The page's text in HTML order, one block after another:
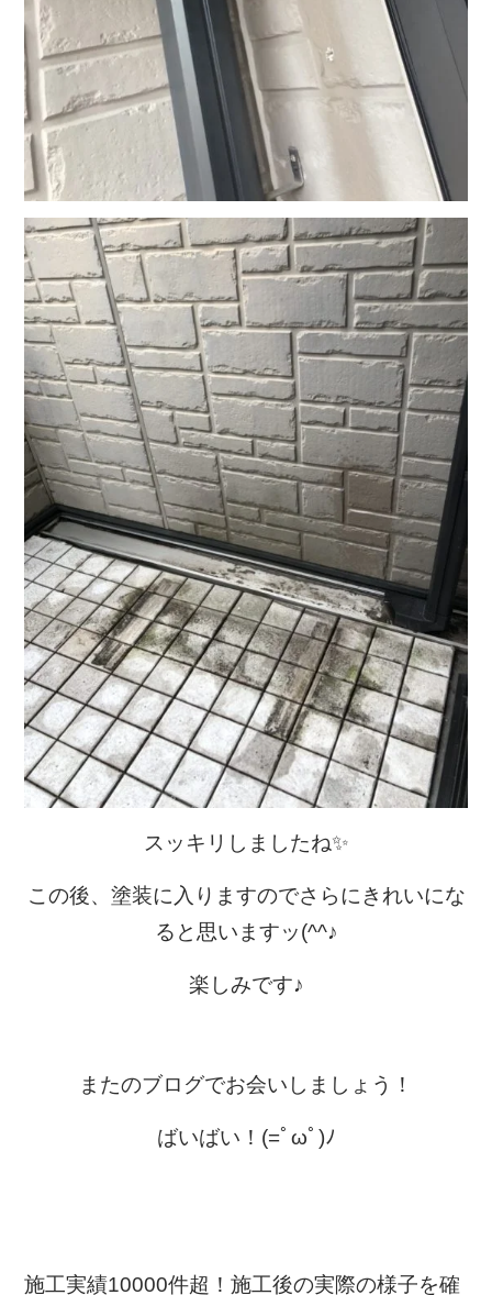
スッキリしましたね✨
この後、塗装に入りますのでさらにきれいにな
ると思いますッ(^^♪
楽しみです♪
またのブログでお会いしましょう！
ばいばい！(=ﾟωﾟ)ﾉ
施工実績10000件超！施工後の実際の様子を確